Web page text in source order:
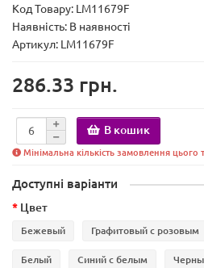
Код Товару: LM11679F
Наявність: В наявності
Артикул: LM11679F
286.33 грн.
В кошик
Мінімальна кількість замовлення цього
Доступні варіанти
Цвет
Бежевый Графитовый с розовым
Белый Синий с белым